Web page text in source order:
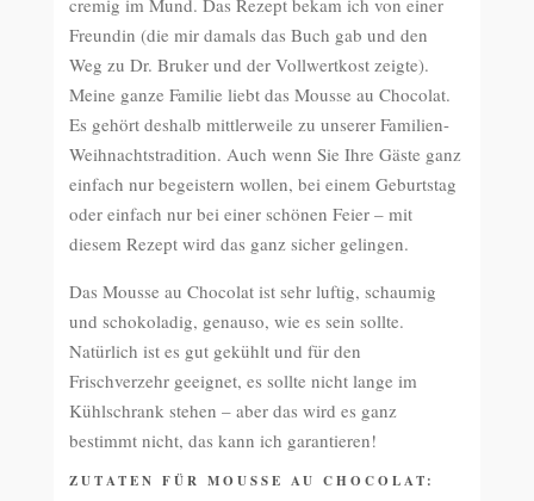
cremig im Mund. Das Rezept bekam ich von einer
Freundin (die mir damals das Buch gab und den
Weg zu Dr. Bruker und der Vollwertkost zeigte).
Meine ganze Familie liebt das Mousse au Chocolat.
Es gehört deshalb mittlerweile zu unserer Familien-
Weihnachtstradition. Auch wenn Sie Ihre Gäste ganz
einfach nur begeistern wollen, bei einem Geburtstag
oder einfach nur bei einer schönen Feier – mit
diesem Rezept wird das ganz sicher gelingen.
Das Mousse au Chocolat ist sehr luftig, schaumig
und schokoladig, genauso, wie es sein sollte.
Natürlich ist es gut gekühlt und für den
Frischverzehr geeignet, es sollte nicht lange im
Kühlschrank stehen – aber das wird es ganz
bestimmt nicht, das kann ich garantieren!
ZUTATEN FÜR MOUSSE AU CHOCOLAT: